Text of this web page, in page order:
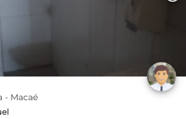
Sala em Imbetiba - Macaé